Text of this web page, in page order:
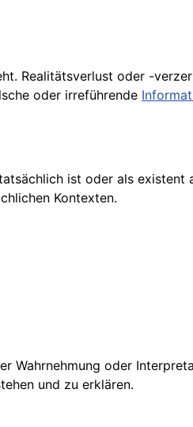
Realitätsverlust oder -
oder irreführende
ist oder als existent
Kontexten.
Wahrnehmung oder
und zu erklären.